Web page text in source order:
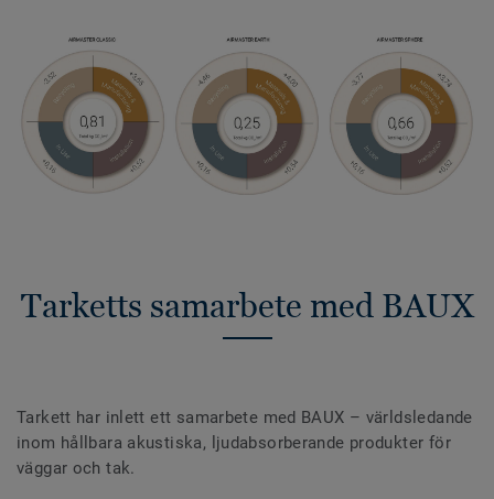
Tarketts samarbete med BAUX
Tarkett har inlett ett samarbete med BAUX – världsledande
inom hållbara akustiska, ljudabsorberande produkter för
väggar och tak.